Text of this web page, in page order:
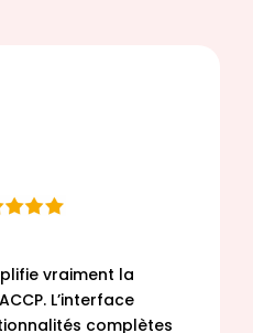
vraiment la
L’interface
complètes